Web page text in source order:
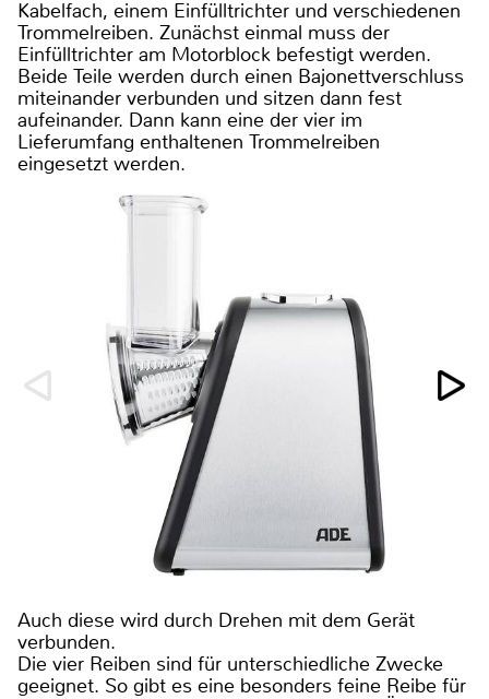
Kabelfach, einem Einfülltrichter und verschiedenen
Trommelreiben. Zunächst einmal muss der
Einfülltrichter am Motorblock befestigt werden.
Beide Teile werden durch einen Bajonettverschluss
miteinander verbunden und sitzen dann fest
aufeinander. Dann kann eine der vier im
Lieferumfang enthaltenen Trommelreiben
eingesetzt werden.
Auch diese wird durch Drehen mit dem Gerät
verbunden.
Die vier Reiben sind für unterschiedliche Zwecke
geeignet. So gibt es eine besonders feine Reibe für